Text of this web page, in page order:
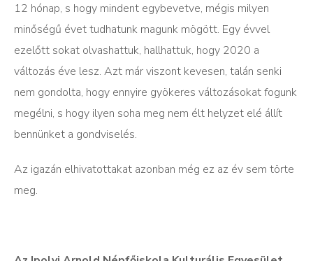
12 hónap, s hogy mindent egybevetve, mégis milyen
minőségű évet tudhatunk magunk mögött. Egy évvel
ezelőtt sokat olvashattuk, hallhattuk, hogy 2020 a
változás éve lesz. Azt már viszont kevesen, talán senki
nem gondolta, hogy ennyire gyökeres változásokat fogunk
megélni, s hogy ilyen soha meg nem élt helyzet elé állít
bennünket a gondviselés.
Az igazán elhivatottakat azonban még ez az év sem törte
meg.